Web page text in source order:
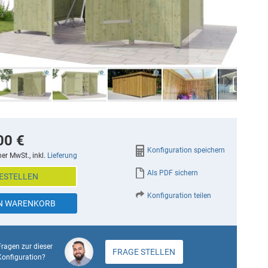
€
MwSt., inkl. Lieferung
WARENKORB
Konfiguration speichern
Als PDF sichern
Konfiguration teilen
zur dieser
FRAGE STELLEN